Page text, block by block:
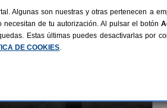
Algunas son nuestras y otras pertenecen a
de tu autorización. Al pulsar el botón
Estas últimas puedes desactivarlas por
DE COOKIES.